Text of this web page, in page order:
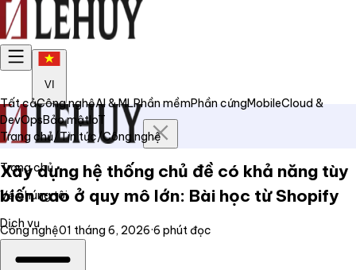
VI
Trang chủ
Về chúng tôi
Dịch vụ
Tất cảCông nghệAI & MLPhần mềmPhần cứngMobileCloud &
DevOpsBảo mậtIoT
Trang chủ/Tin tức/Công nghệ
Xây dựng hệ thống chủ đề có khả năng tùy
biến cao ở quy mô lớn: Bài học từ Shopify
Công nghệ01 tháng 6, 2026·6 phút đọc